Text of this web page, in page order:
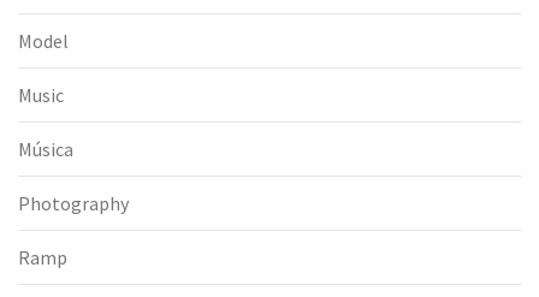
Model
Music
Música
Photography
Ramp